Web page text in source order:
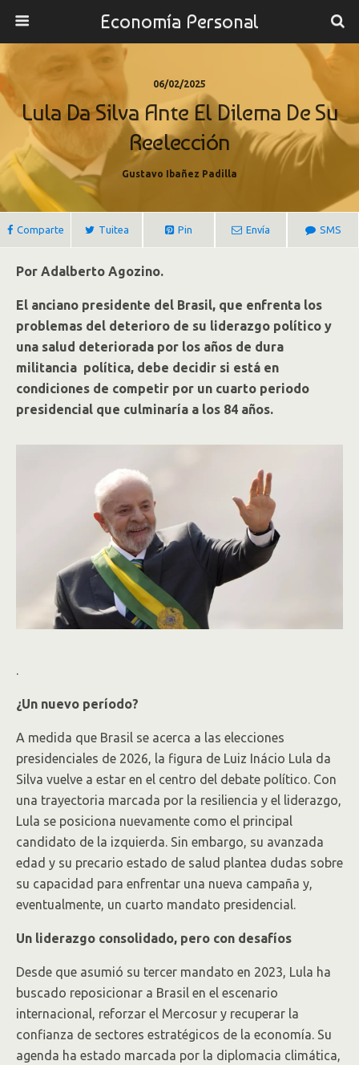
Economía Personal
06/02/2025
Lula Da Silva Ante El Dilema De Su
Reelección
Gustavo Ibañez Padilla
Comparte Tuitea Pin Envía SMS
Por Adalberto Agozino.
El anciano presidente del Brasil, que enfrenta los
problemas del deterioro de su liderazgo político y
una salud deteriorada por los años de dura
militancia política, debe decidir si está en
condiciones de competir por un cuarto periodo
presidencial que culminaría a los 84 años.
.
¿Un nuevo período?
A medida que Brasil se acerca a las elecciones
presidenciales de 2026, la figura de Luiz Inácio Lula da
Silva vuelve a estar en el centro del debate político. Con
una trayectoria marcada por la resiliencia y el liderazgo,
Lula se posiciona nuevamente como el principal
candidato de la izquierda. Sin embargo, su avanzada
edad y su precario estado de salud plantea dudas sobre
su capacidad para enfrentar una nueva campaña y,
eventualmente, un cuarto mandato presidencial.
Un liderazgo consolidado, pero con desafíos
Desde que asumió su tercer mandato en 2023, Lula ha
buscado reposicionar a Brasil en el escenario
internacional, reforzar el Mercosur y recuperar la
confianza de sectores estratégicos de la economía. Su
agenda ha estado marcada por la diplomacia climática,